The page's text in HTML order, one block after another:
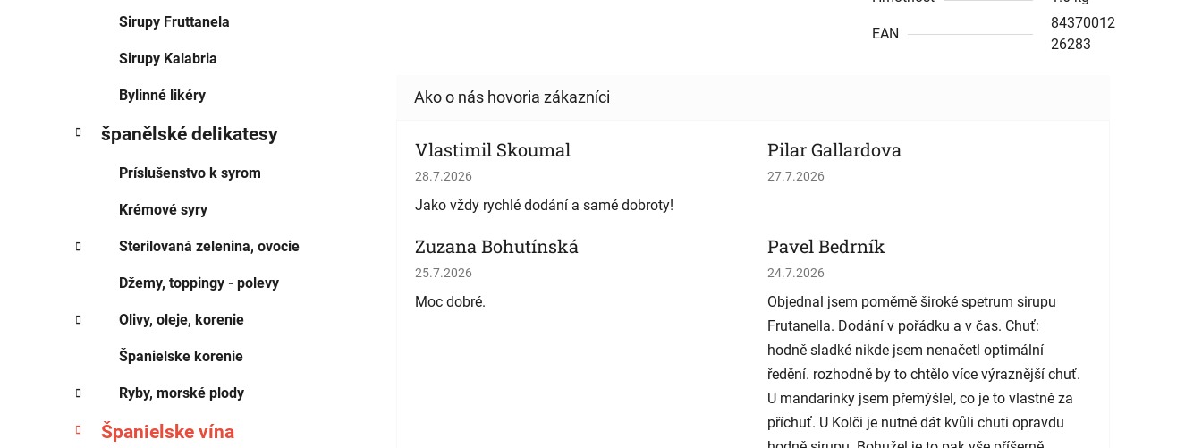
Sirupy Fruttanela
Sirupy Kalabria
Bylinné likéry
španělské delikatesy
Príslušenstvo k syrom
Krémové syry
Sterilovaná zelenina, ovocie
Džemy, toppingy - polevy
Olivy, oleje, korenie
Španielske korenie
Ryby, morské plody
Španielske vína
EAN
84370012
26283
Vlastimil Skoumal
Hodnotenie obchodu je 5 z 5 hviezdičiek.
28.7.2026
Jako vždy rychlé dodání a samé dobroty!
Pilar Gallardova
Hodnotenie obchodu je 5 z 5 hviezdičiek.
27.7.2026
Zuzana Bohutínská
Hodnotenie obchodu je 5 z 5 hviezdičiek.
25.7.2026
Moc dobré.
Pavel Bedrník
Hodnotenie obchodu je 5 z 5 hviezdičiek.
24.7.2026
Objednal jsem poměrně široké spetrum sirupu
Frutanella. Dodání v pořádku a v čas. Chuť:
hodně sladké nikde jsem nenačetl optimální
ředění. rozhodně by to chtělo více výraznější chuť.
U mandarinky jsem přemýšlel, co je to vlastně za
příchuť. U Kolči je nutné dát kvůli chuti opravdu